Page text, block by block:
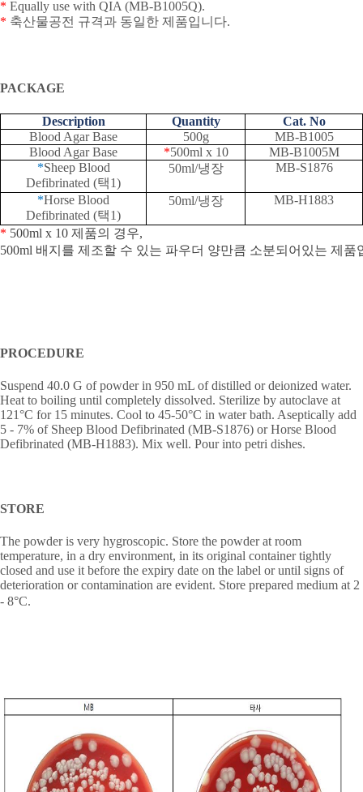
* Equally use with QIA (MB-B1005Q).
* 축산물공전 규격과 동일한 제품입니다.
PACKAGE
Description Quantity
Cat. No
Blood Agar Base
500g
MB-B1005
Blood Agar Base
*500ml x 10
MB-B1005M
*Sheep Blood
Defibrinated (택1)
50ml/냉장 MB-S1876
*Horse Blood
Defibrinated (택1)
50ml/냉장 MB-H1883
* 500ml x 10 제품의 경우,
500ml 배지를 제조할 수 있는 파우더 양만큼 소분되어있는 제품
PROCEDURE
Suspend 40.0 G of powder in 950 mL of distilled or deionized water.
Heat to boiling until completely dissolved. Sterilize by autoclave at
121°C for 15 minutes. Cool to 45-50°C in water bath. Aseptically add
5 - 7% of Sheep Blood Defibrinated (MB-S1876) or Horse Blood
Defibrinated (MB-H1883). Mix well. Pour into petri dishes.
STORE
The powder is very hygroscopic. Store the powder at room
temperature, in a dry environment, in its original container tightly
closed and use it before the expiry date on the label or until signs of
deterioration or contamination are evident. Store prepared medium at 2
- 8°C.